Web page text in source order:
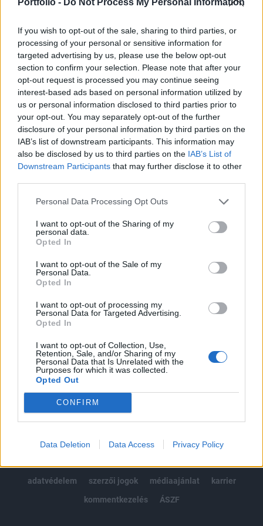
If you wish to opt-out of the sale, sharing to third parties, or
processing of your personal or sensitive information for
targeted advertising by us, please use the below opt-out
section to confirm your selection. Please note that after your
opt-out request is processed you may continue seeing
interest-based ads based on personal information utilized by
us or personal information disclosed to third parties prior to
your opt-out. You may separately opt-out of the further
disclosure of your personal information by third parties on the
IAB’s list of downstream participants. This information may
also be disclosed by us to third parties on the IAB’s List of
Downstream Participants that may further disclose it to other
Personal Data Processing Opt Outs
I want to opt-out of the Sharing of my
personal data.
Opted In
I want to opt-out of the Sale of my
Personal Data.
Opted In
I want to opt-out of processing my
Personal Data for Targeted Advertising.
Opted In
I want to opt-out of Collection, Use,
Retention, Sale, and/or Sharing of my
Personal Data that Is Unrelated with the
Purposes for which it was collected.
Opted Out
CONFIRM
Data Deletion Data Access Privacy Policy
Romániában 2014 január elsején jár le a külföldiek hét
éves fölvásárlási moratóriuma. Az Agerpres hírügynökség
beszámolója szerint Leonard Orban európai ügyekért
felelős miniszter a konferencián aggodalmát fejezte ki
amiatt, hogy Romániának nem áll módjában
meghosszabbítani a tilalmat, mert - a 2004-ben
csatlakozott országokkal ellentétben - az uniós
szerződésébe...
KEDVES OLVASÓNK!
A keresett cikk a portfolio.hu hírarchívumához
tartozik, melynek olvasása előfizetéses
Az előfizetés a következőket tartalmazza:
Portfolio.hu teljes cikkarchívum
Kötéslisták: BÉT elmúlt 2 év napon belüli
kötéslistái
Előfizetés
MÁR ELŐFIZETŐNK VAGY?BEJELENTKEZÉS
© 2026 Portfolio
adatvédelem
szerzői jogok médiaajánlat
karrier
kommentkezelés
ÁSZF